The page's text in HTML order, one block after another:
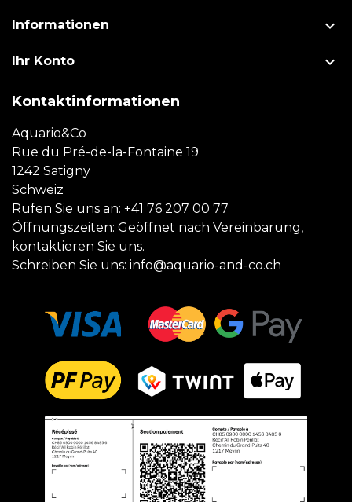
Informationen 
Ihr Konto 
Kontaktinformationen
Aquario&Co
Rue du Pré-de-la-Fontaine 19
1242 Satigny
Schweiz
Rufen Sie uns an: +41 76 207 00 77
Öffnungszeiten: Geöffnet nach Vereinbarung,
kontaktieren Sie uns.
Schreiben Sie uns: info@aquario-and-co.ch